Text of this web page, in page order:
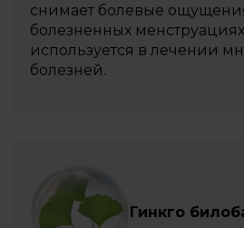
снимает болевые
болезненных
используется в лечении
болезней.
Гинкго